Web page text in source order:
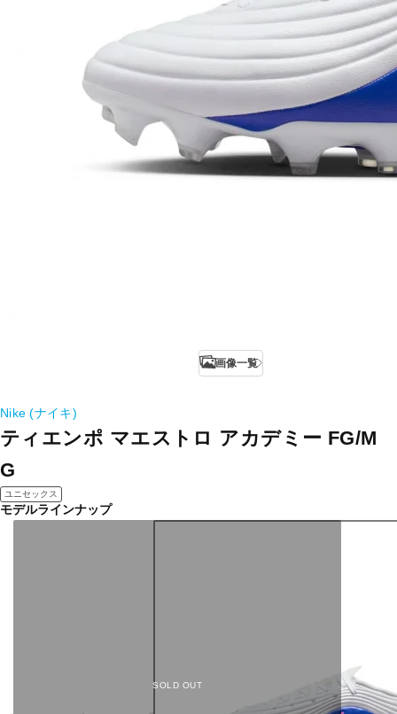
画像一覧
Nike (ナイキ)
ティエンポ マエストロ アカデミー FG/M
G
ユニセックス
モデルラインナップ
SOLD OUT